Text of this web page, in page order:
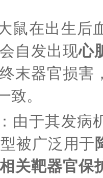
鼠在出生后
自发出现心
末器官损害
致。
：由于其发病
被广泛用于
关靶器官保